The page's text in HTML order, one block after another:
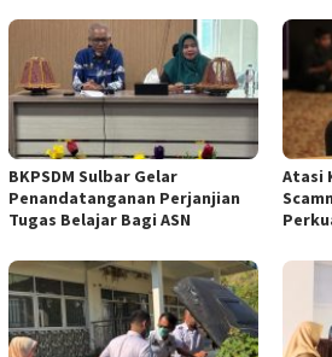
BKPSDM Sulbar Gelar
Penandatanganan Perjanjian
Tugas Belajar Bagi ASN
Atasi